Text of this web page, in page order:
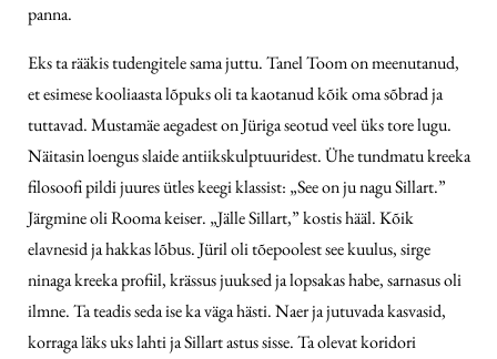
panna.
Eks ta rääkis tudengitele sama juttu. Tanel Toom on meenutanud,
et esimese kooliaasta lõpuks oli ta kaotanud kõik oma sõbrad ja
tuttavad. Mustamäe aegadest on Jüriga seotud veel üks tore lugu.
Näitasin loengus slaide antiikskulptuuridest. Ühe tundmatu kreeka
filosoofi pildi juures ütles keegi klassist: „See on ju nagu Sillart.”
Järgmine oli Rooma keiser. „Jälle Sillart,” kostis hääl. Kõik
elavnesid ja hakkas lõbus. Jüril oli tõepoolest see kuulus, sirge
ninaga kreeka profiil, krässus juuksed ja lopsakas habe, sarnasus oli
ilmne. Ta teadis seda ise ka väga hästi. Naer ja jutuvada kasvasid,
korraga läks uks lahti ja Sillart astus sisse. Ta olevat koridori